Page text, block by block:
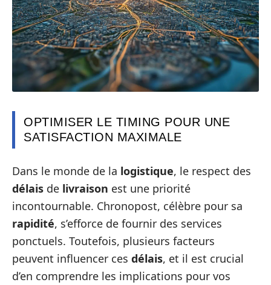
OPTIMISER LE TIMING POUR UNE
SATISFACTION MAXIMALE
Dans le monde de la logistique, le respect des
délais de livraison est une priorité
incontournable. Chronopost, célèbre pour sa
rapidité, s’efforce de fournir des services
ponctuels. Toutefois, plusieurs facteurs
peuvent influencer ces délais, et il est crucial
d’en comprendre les implications pour vos